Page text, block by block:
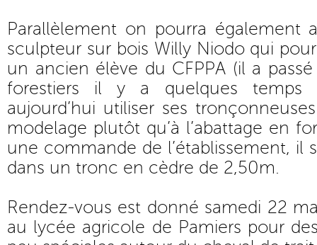
Parallèlement on pourra également
sculpteur sur bois Willy Niodo qui
un ancien élève du CFPPA (il a
forestiers il y a quelques temps
aujourd’hui utiliser ses
modelage plutôt qu’à l’abattage en
une commande de l’établissement, il
dans un tronc en cèdre de 2,50m.
Rendez-vous est donné samedi 22
au lycée agricole de Pamiers pour